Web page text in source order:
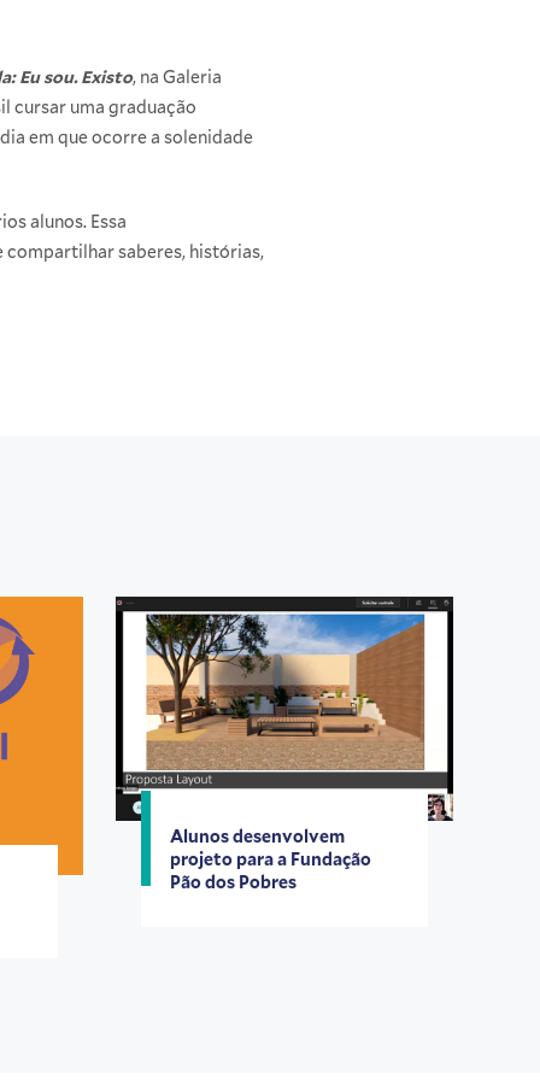
Eu sou. Existo, na Galeria
cursar uma graduação
em que ocorre a solenidade
alunos. Essa
compartilhar saberes, histórias,
Alunos desenvolvem
projeto para a Fundação
Pão dos Pobres